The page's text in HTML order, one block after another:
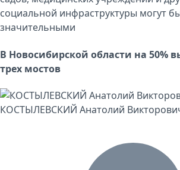
социальной инфраструктуры могут
значительными
В Новосибирской области на 50%
трех мостов
КОСТЫЛЕВСКИЙ Анатолий